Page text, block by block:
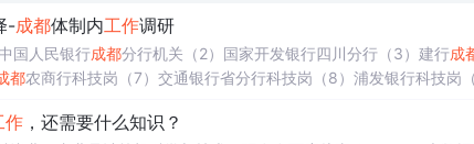
-成都体制内工作调研
国人民银行成都分行机关（2）国家开发银行四川分行（3）建行成
都农商行科技岗（7）交通银行省分行科技岗（8）浦发银行科技岗
作，还需要什么知识？